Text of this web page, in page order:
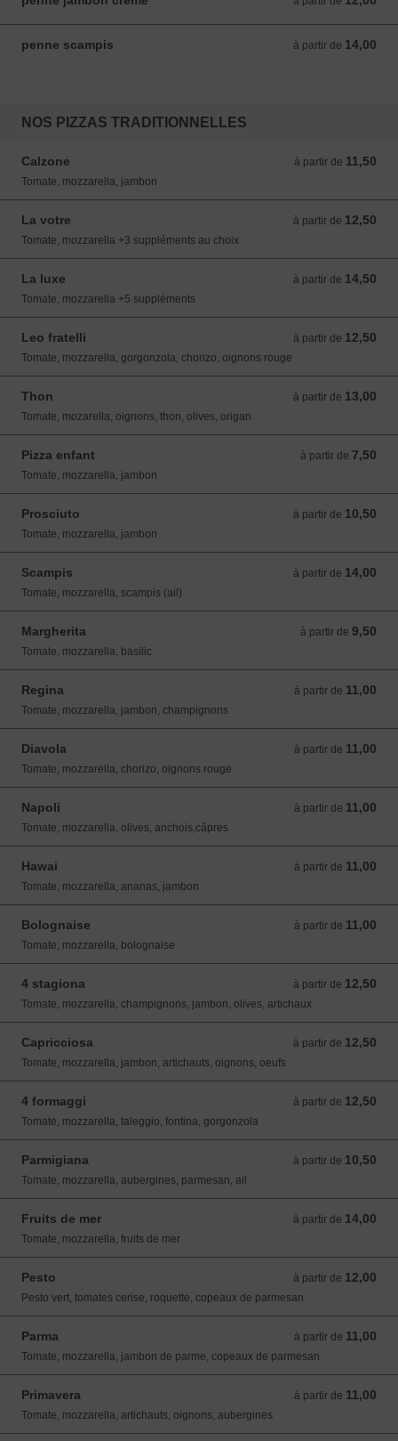
penne scampis à partir de 14,00
à partir de 14,00 EUR
NOS PIZZAS TRADITIONNELLES
Calzone à partir de 11,50
à partir de 11,50 EUR
Tomate, mozzarella, jambon
La votre à partir de 12,50
à partir de 12,50 EUR
Tomate, mozzarella +3 suppléments au choix
La luxe à partir de 14,50
à partir de 14,50 EUR
Tomate, mozzarella +5 suppléments
Leo fratelli à partir de 12,50
à partir de 12,50 EUR
Tomate, mozzarella, gorgonzola, chorizo, oignons rouge
Thon à partir de 13,00
à partir de 13,00 EUR
Tomate, mozarella, oignons, thon, olives, origan
Pizza enfant à partir de 7,50
à partir de 7,50 EUR
Tomate, mozzarella, jambon
Prosciuto à partir de 10,50
à partir de 10,50 EUR
Tomate, mozzarella, jambon
Scampis à partir de 14,00
à partir de 14,00 EUR
Tomate, mozzarella, scampis (ail)
Margherita à partir de 9,50
à partir de 9,50 EUR
Tomate, mozzarella, basilic
Regina à partir de 11,00
à partir de 11,00 EUR
Tomate, mozzarella, jambon, champignons
Diavola à partir de 11,00
à partir de 11,00 EUR
Tomate, mozzarella, chorizo, oignons rouge
Napoli à partir de 11,00
à partir de 11,00 EUR
Tomate, mozzarella, olives, anchois,câpres
Hawai à partir de 11,00
à partir de 11,00 EUR
Tomate, mozzarella, ananas, jambon
Bolognaise à partir de 11,00
à partir de 11,00 EUR
Tomate, mozzarella, bolognaise
4 stagiona à partir de 12,50
à partir de 12,50 EUR
Tomate, mozzarella, champignons, jambon, olives, artichaux
Capricciosa à partir de 12,50
à partir de 12,50 EUR
Tomate, mozzarella, jambon, artichauts, oignons, oeufs
4 formaggi à partir de 12,50
à partir de 12,50 EUR
Tomate, mozzarella, taleggio, fontina, gorgonzola
Parmigiana à partir de 10,50
à partir de 10,50 EUR
Tomate, mozzarella, aubergines, parmesan, ail
Fruits de mer à partir de 14,00
à partir de 14,00 EUR
Tomate, mozzarella, fruits de mer
Pesto à partir de 12,00
à partir de 12,00 EUR
Pesto vert, tomates cerise, roquette, copeaux de parmesan
Parma à partir de 11,00
à partir de 11,00 EUR
Tomate, mozzarella, jambon de parme, copeaux de parmesan
Primavera à partir de 11,00
à partir de 11,00 EUR
Tomate, mozzarella, artichauts, oignons, aubergines